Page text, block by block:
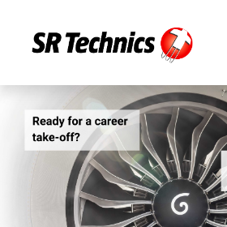
Englisch
Im Fokus: Mechaniker-Positionen